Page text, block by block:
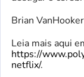
Brian
Leia mais aqui
https://
netflix/.